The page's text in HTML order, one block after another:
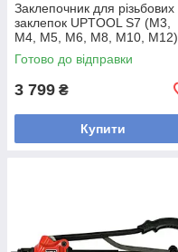
Заклепочник для різьбових
заклепок UPTOOL S7 (М3,
М4, М5, М6, М8, М10, М12)
Готово до відправки
3 799 ₴
Купити